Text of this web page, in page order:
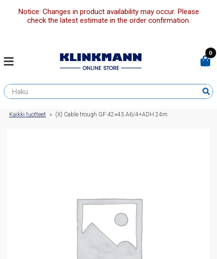
Notice: Changes in product availability may occur. Please
check the latest estimate in the order confirmation.
0
Kaikki tuotteet » (X) Cable trough GF 42×43 A6/4+ADH 24m